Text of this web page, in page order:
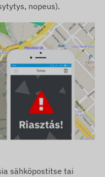
nopeus).
sähköpostitse tai